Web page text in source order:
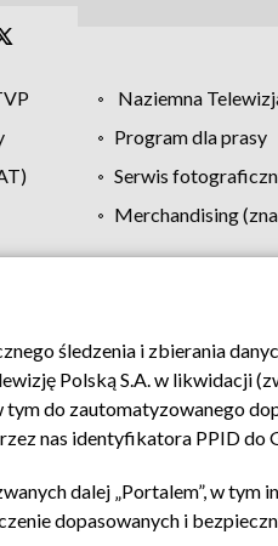
Naziemna
Program dla prasy
Serwis
Merchandising
Pomoc Biuro reklamy
śledzenia i zbierania
Polską S.A. w likwidacji
tym do zautomatyzowanego
nas identyfikatora PPID do
dalej „Portalem”, w
dopasowanych i